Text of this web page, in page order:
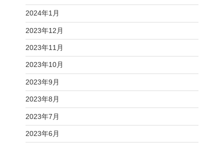
2024年1月
2023年12月
2023年11月
2023年10月
2023年9月
2023年8月
2023年7月
2023年6月